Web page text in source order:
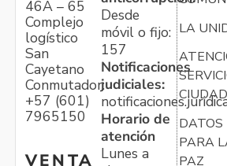
46A – 65
Complejo
logístico
San
Cayetano
Conmutador:
+57 (601)
7965150
VENTA
Desde
móvil o fijo:
157
Notificaciones
judiciales:
Horario de
atención
Lunes a
LA
DATOS
PARA
PAZ